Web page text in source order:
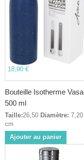
18,90 €
Bouteille Isotherme Vasa
500 ml
Taille:26,50 Diamètre: 7,20
cm
Ajouter au panier